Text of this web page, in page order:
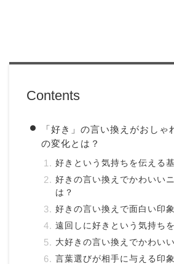
Contents
「好き」の言い換えがおしゃ
の変化とは？
好きという気持ちを伝える
好きの言い換えでかわいい
は？
好きの言い換えで面白い印
遠回しに好きという気持ち
大好きの言い換えでかわい
言葉選びが相手に与える印